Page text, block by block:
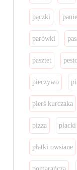
pączki
parówki
pasztet
pieczywo
pierś kurczaka
pizza placki
płatki owsiane